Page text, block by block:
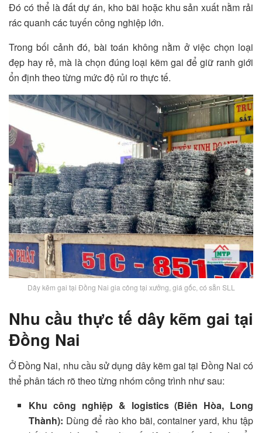
Đó có thể là đất dự án, kho bãi hoặc khu sản xuất nằm rải
rác quanh các tuyến công nghiệp lớn.
Trong bối cảnh đó, bài toán không nằm ở việc chọn loại
đẹp hay rẻ, mà là chọn đúng loại kẽm gai để giữ ranh giới
ổn định theo từng mức độ rủi ro thực tế.
Dây kẽm gai tại Đồng Nai gia công tại xưởng, giá gốc, có sẵn SLL
Nhu cầu thực tế dây kẽm gai tại
Đồng Nai
Ở Đồng Nai, nhu cầu sử dụng dây kẽm gai tại Đồng Nai có
thể phân tách rõ theo từng nhóm công trình như sau:
Khu công nghiệp & logistics (Biên Hòa, Long
Thành): Dùng để rào kho bãi, container yard, khu tập